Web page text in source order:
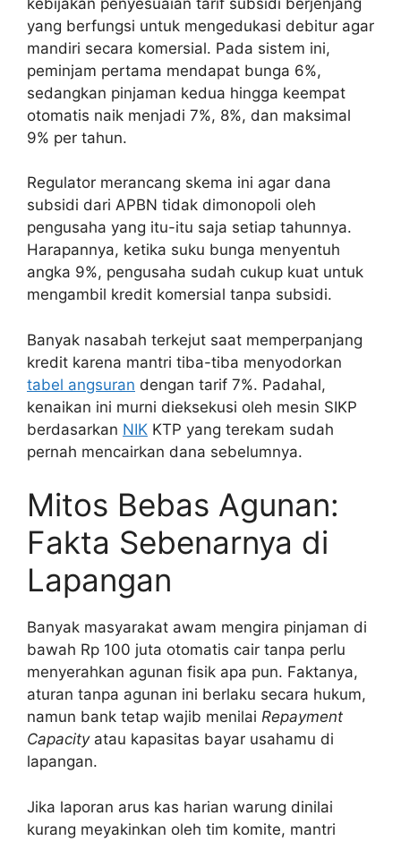
yang berfungsi untuk mengedukasi debitur agar
mandiri secara komersial. Pada sistem ini,
peminjam pertama mendapat bunga 6%,
sedangkan pinjaman kedua hingga keempat
otomatis naik menjadi 7%, 8%, dan maksimal
9% per tahun.
Regulator merancang skema ini agar dana
subsidi dari APBN tidak dimonopoli oleh
pengusaha yang itu-itu saja setiap tahunnya.
Harapannya, ketika suku bunga menyentuh
angka 9%, pengusaha sudah cukup kuat untuk
mengambil kredit komersial tanpa subsidi.
Banyak nasabah terkejut saat memperpanjang
kredit karena mantri tiba-tiba menyodorkan
tabel angsuran dengan tarif 7%. Padahal,
kenaikan ini murni dieksekusi oleh mesin SIKP
berdasarkan NIK KTP yang terekam sudah
pernah mencairkan dana sebelumnya.
Mitos Bebas Agunan:
Fakta Sebenarnya di
Lapangan
Banyak masyarakat awam mengira pinjaman di
bawah Rp 100 juta otomatis cair tanpa perlu
menyerahkan agunan fisik apa pun. Faktanya,
aturan tanpa agunan ini berlaku secara hukum,
namun bank tetap wajib menilai Repayment
Capacityatau kapasitas bayar usahamu di
lapangan.
Jika laporan arus kas harian warung dinilai
kurang meyakinkan oleh tim komite, mantri